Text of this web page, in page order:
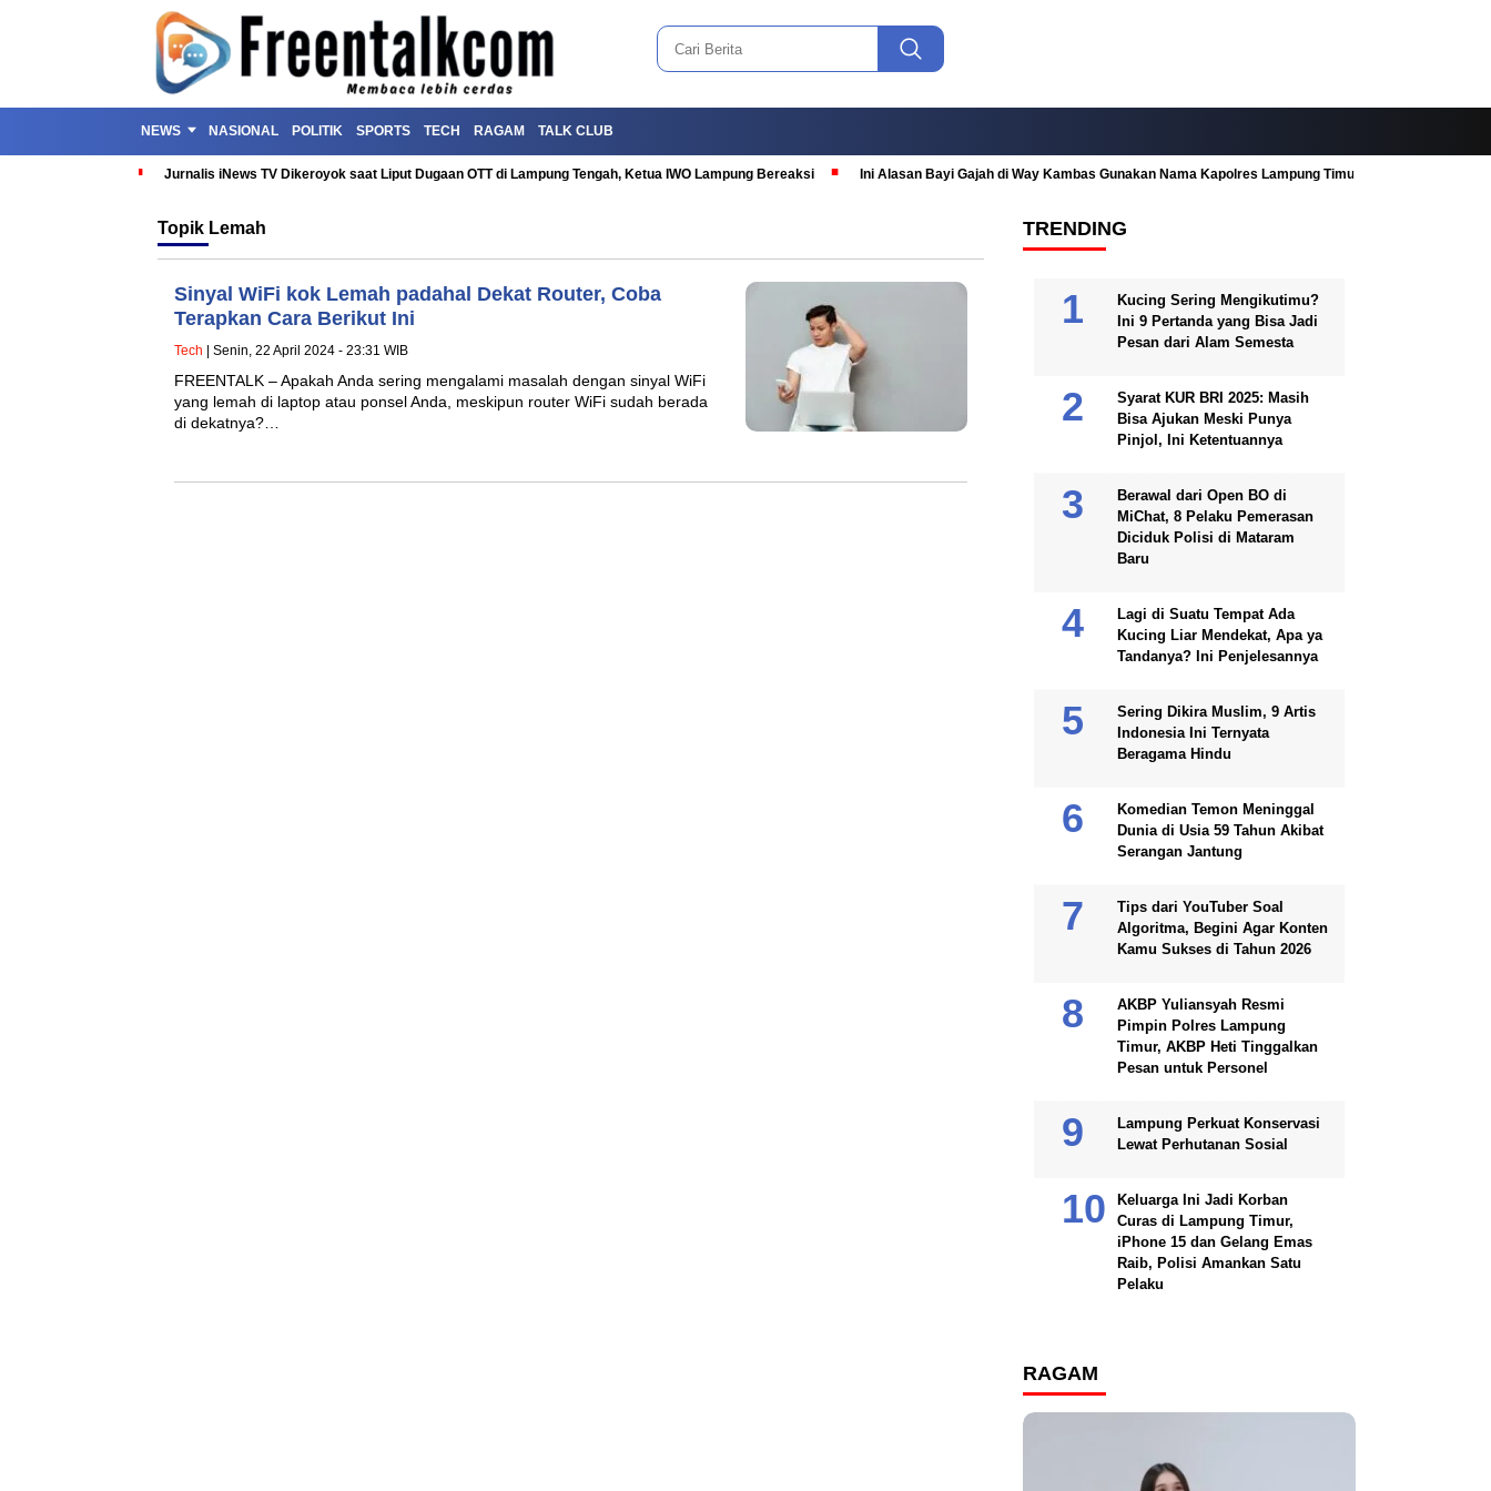
NEWS NASIONAL POLITIK SPORTS TECH RAGAM TALK CLUB
Jurnalis iNews TV Dikeroyok saat Liput Dugaan OTT di Lampung Tengah, Ketua IWO Lampung Bereaksi Ini Alasan Bayi Gajah di Way Kambas Gunakan Nama Kapolres Lampung Timur
Topik Lemah
Sinyal WiFi kok Lemah padahal Dekat Router, Coba
Terapkan Cara Berikut Ini
Tech | Senin, 22 April 2024 - 23:31 WIB
FREENTALK – Apakah Anda sering mengalami masalah dengan sinyal WiFi
yang lemah di laptop atau ponsel Anda, meskipun router WiFi sudah berada
di dekatnya?…
TRENDING
Kucing Sering Mengikutimu?
Ini 9 Pertanda yang Bisa Jadi
Pesan dari Alam Semesta
Syarat KUR BRI 2025: Masih
Bisa Ajukan Meski Punya
Pinjol, Ini Ketentuannya
Berawal dari Open BO di
MiChat, 8 Pelaku Pemerasan
Diciduk Polisi di Mataram
Baru
Lagi di Suatu Tempat Ada
Kucing Liar Mendekat, Apa ya
Tandanya? Ini Penjelesannya
Sering Dikira Muslim, 9 Artis
Indonesia Ini Ternyata
Beragama Hindu
Komedian Temon Meninggal
Dunia di Usia 59 Tahun Akibat
Serangan Jantung
Tips dari YouTuber Soal
Algoritma, Begini Agar Konten
Kamu Sukses di Tahun 2026
AKBP Yuliansyah Resmi
Pimpin Polres Lampung
Timur, AKBP Heti Tinggalkan
Pesan untuk Personel
Lampung Perkuat Konservasi
Lewat Perhutanan Sosial
Keluarga Ini Jadi Korban
Curas di Lampung Timur,
iPhone 15 dan Gelang Emas
Raib, Polisi Amankan Satu
Pelaku
RAGAM